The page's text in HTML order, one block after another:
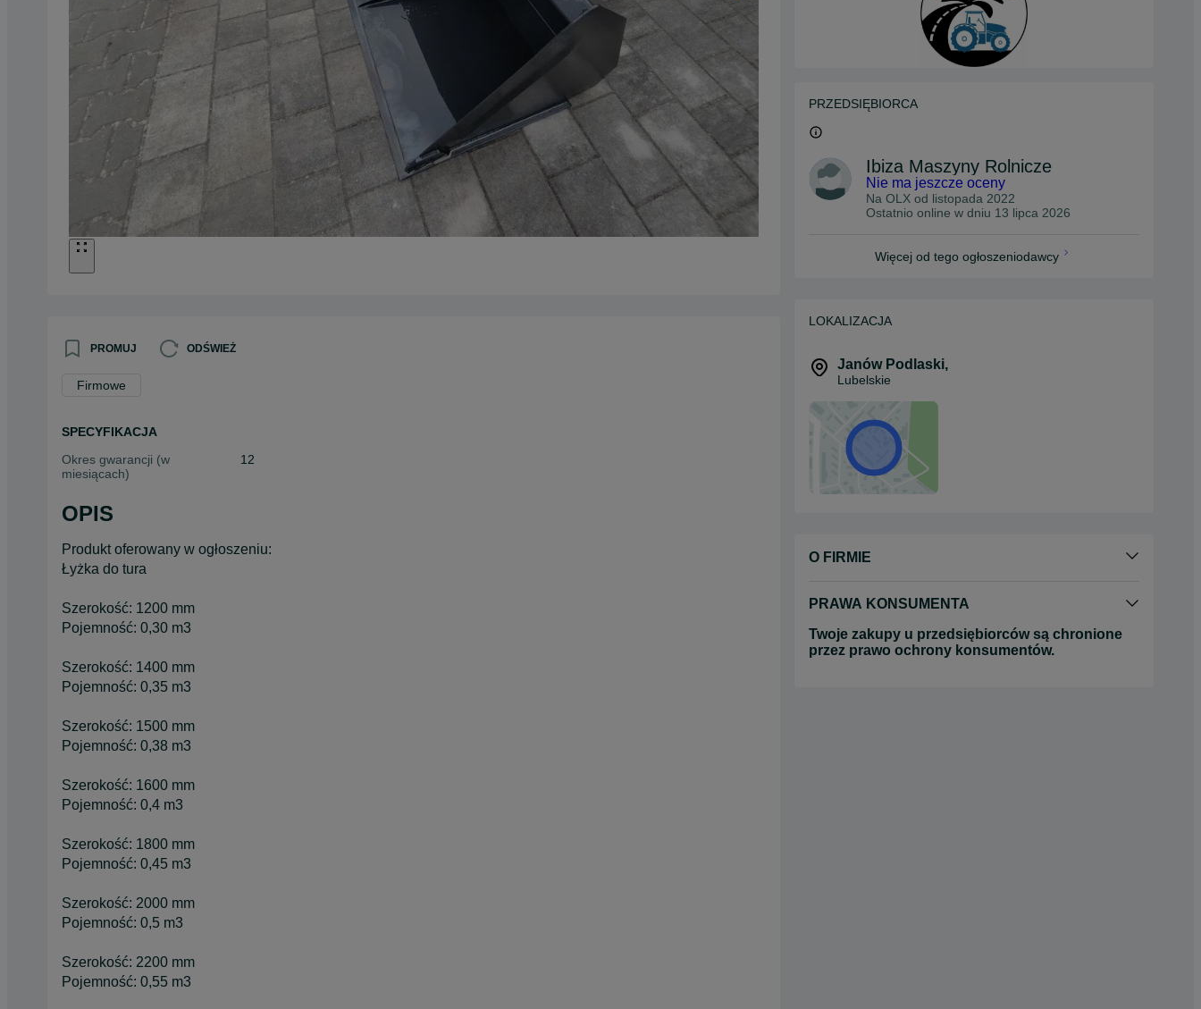
PROMUJ ODŚWIEŻ
Firmowe
SPECYFIKACJA
Okres gwarancji (w
miesiącach)
12
OPIS
Produkt oferowany w ogłoszeniu:
Łyżka do tura
Szerokość: 1200 mm
Pojemność: 0,30 m3
Szerokość: 1400 mm
Pojemność: 0,35 m3
Szerokość: 1500 mm
Pojemność: 0,38 m3
Szerokość: 1600 mm
Pojemność: 0,4 m3
Szerokość: 1800 mm
Pojemność: 0,45 m3
Szerokość: 2000 mm
Pojemność: 0,5 m3
Szerokość: 2200 mm
Pojemność: 0,55 m3
PRZEDSIĘBIORCA
Ibiza Maszyny Rolnicze
Nie ma jeszcze oceny
Na OLX od listopada 2022
Ostatnio online w dniu 13 lipca 2026
Więcej od tego ogłoszeniodawcy
LOKALIZACJA
Janów Podlaski,
Lubelskie
O FIRMIE
PRAWA KONSUMENTA
Twoje zakupy u przedsiębiorców są chronione
przez prawo ochrony konsumentów.